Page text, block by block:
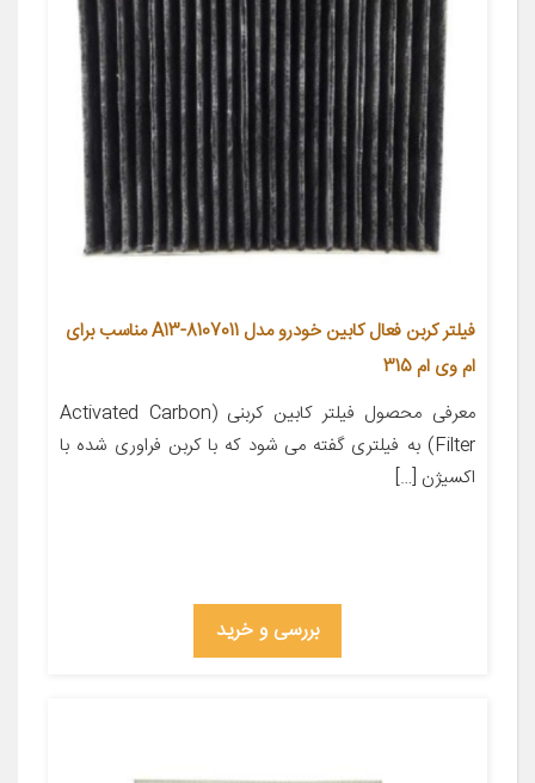
فیلتر کربن فعال کابین خودرو مدل A13-8107011 مناسب برای
ام وی ام 315
معرفی محصول فیلتر کابین کربنی (Activated Carbon
Filter) به فیلتری گفته می شود که با کربن فراوری شده با
اکسیژن […]
بررسی و خرید